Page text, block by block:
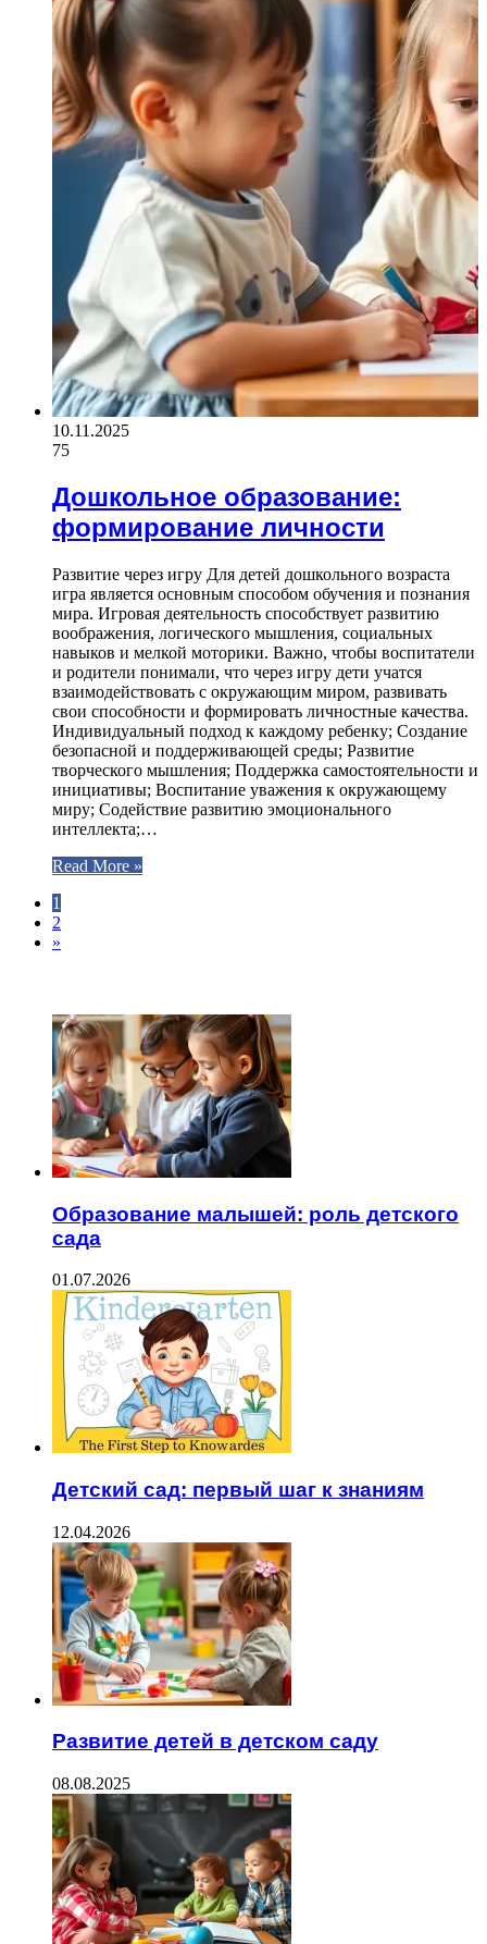
10.11.2025
75
Дошкольное образование:
формирование личности
Развитие через игру Для детей дошкольного возраста
игра является основным способом обучения и познания
мира. Игровая деятельность способствует развитию
воображения, логического мышления, социальных
навыков и мелкой моторики. Важно, чтобы воспитатели
и родители понимали, что через игру дети учатся
взаимодействовать с окружающим миром, развивать
свои способности и формировать личностные качества.
Индивидуальный подход к каждому ребенку; Создание
безопасной и поддерживающей среды; Развитие
творческого мышления; Поддержка самостоятельности и
инициативы; Воспитание уважения к окружающему
миру; Содействие развитию эмоционального
интеллекта;…
Read More »
1
2
»
Образование малышей: роль детского
сада
01.07.2026
Детский сад: первый шаг к знаниям
12.04.2026
Развитие детей в детском саду
08.08.2025